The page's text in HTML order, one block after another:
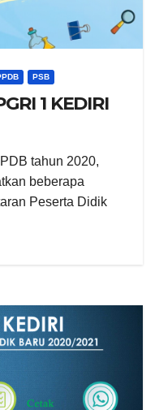
PSB
1 KEDIRI
tahun 2020,
beberapa
Peserta Didik